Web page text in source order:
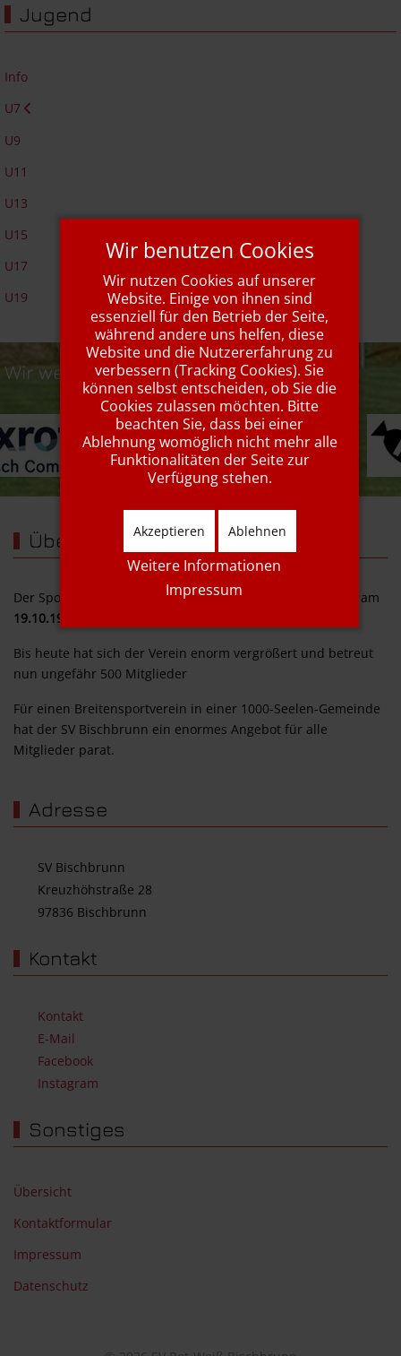
Jugend
Info
U7
U9
U11
U13
U15
U17
U19
Wir werden unterstützt von...
Über uns
Der Sportverein Rot-Weiß Bischbrunn e. V. wurde offiziell am
19.10.1946
Bis heute hat sich der Verein enorm vergrößert und betreut
nun ungefähr 500 Mitglieder
Für einen Breitensportverein in einer 1000-Seelen-Gemeinde
hat der SV Bischbrunn ein enormes Angebot für alle
Mitglieder parat.
Adresse
SV Bischbrunn
Kreuzhöhstraße 28
97836 Bischbrunn
Kontakt
Kontakt
E-Mail
Facebook
Instagram
Sonstiges
Übersicht
Kontaktformular
Impressum
Datenschutz
Wir benutzen Cookies
Wir nutzen Cookies auf unserer
Website. Einige von ihnen sind
essenziell für den Betrieb der Seite,
während andere uns helfen, diese
Website und die Nutzererfahrung zu
verbessern (Tracking Cookies). Sie
können selbst entscheiden, ob Sie die
Cookies zulassen möchten. Bitte
beachten Sie, dass bei einer
Ablehnung womöglich nicht mehr alle
Funktionalitäten der Seite zur
Verfügung stehen.
Akzeptieren Ablehnen
Weitere Informationen
Impressum